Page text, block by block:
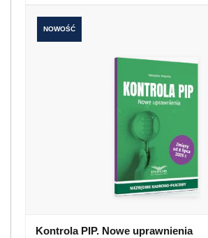
NOWOŚĆ
Kontrola PIP. Nowe uprawnienia